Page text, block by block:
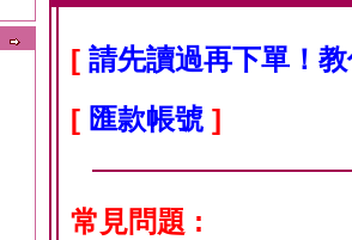
[ 請先讀過再下單！
[ 匯款帳號 ]
常見問題 :